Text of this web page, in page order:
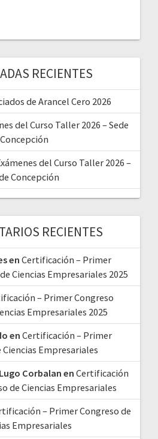
RECIENTES
de Arancel Cero 2026
del Curso Taller 2026 – Sede
Concepción
del Curso Taller 2026 –
Concepción
RECIENTES
en Certificación – Primer
Ciencias Empresariales 2025
– Primer Congreso
Empresariales 2025
en Certificación – Primer
Ciencias Empresariales
Corbalan en Certificación
de Ciencias Empresariales
– Primer Congreso de
Empresariales